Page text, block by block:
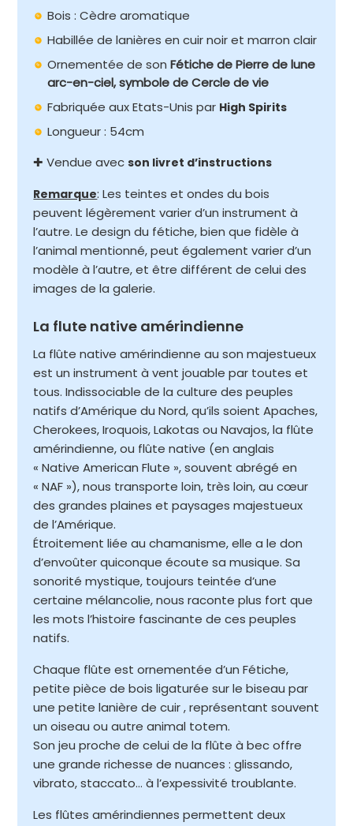
Bois : Cèdre aromatique
Habillée de lanières en cuir noir et marron clair
Ornementée de sonFétiche de Pierre de lune
arc-en-ciel, symbole de Cercle de vie
Fabriquée aux Etats-Unis par High Spirits
Longueur : 54cm
✚ Vendue avecson livret d’instructions
Remarque: Les teintes et ondes du bois
peuvent légèrement varier d’un instrument à
l’autre. Le design du fétiche, bien que fidèle à
l’animal mentionné, peut également varier d’un
modèle à l’autre, et être différent de celui des
images de la galerie.
La flute native amérindienne
La flûte native amérindienne au son majestueux
est un instrument à vent jouable par toutes et
tous. Indissociable de la culture des peuples
natifs d’Amérique du Nord, qu’ils soient Apaches,
Cherokees, Iroquois, Lakotas ou Navajos, la flûte
amérindienne, ou flûte native (en anglais
« Native American Flute », souvent abrégé en
« NAF »), nous transporte loin, très loin, au cœur
des grandes plaines et paysages majestueux
de l’Amérique.
Étroitement liée au chamanisme, elle a le don
d’envoûter quiconque écoute sa musique. Sa
sonorité mystique, toujours teintée d’une
certaine mélancolie, nous raconte plus fort que
les mots l’histoire fascinante de ces peuples
natifs.
Chaque flûte est ornementée d’un Fétiche,
petite pièce de bois ligaturée sur le biseau par
une petite lanière de cuir , représentant souvent
un oiseau ou autre animal totem.
Son jeu proche de celui de la flûte à bec offre
une grande richesse de nuances : glissando,
vibrato, staccato… à l’expessivité troublante.
Les flûtes amérindiennes permettent deux